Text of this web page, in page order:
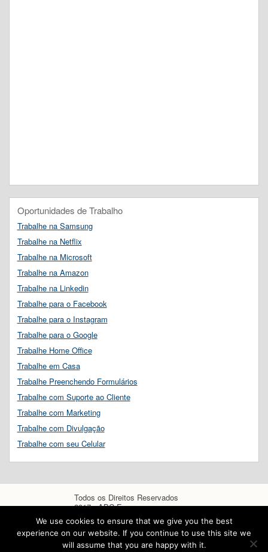
Oportunidades de Trabalho
Trabalhe na Samsung
Trabalhe na Netflix
Trabalhe na Microsoft
Trabalhe na Amazon
Trabalhe na Linkedin
Trabalhe para o Facebook
Trabalhe para o Instagram
Trabalhe para o Google
Trabalhe Home Office
Trabalhe em Casa
Trabalhe Preenchendo Formulários
Trabalhe com Suporte ao Cliente
Trabalhe com Marketing
Trabalhe com Divulgação
Trabalhe com seu Celular
Todos os Direitos Reservados
2017 - ABC Empregos
We use cookies to ensure that we give you the best
experience on our website. If you continue to use this site we
will assume that you are happy with it.